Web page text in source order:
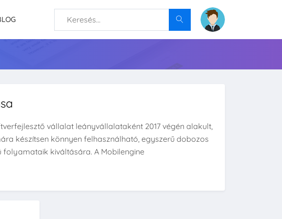
vállalat leányvállalataként 2017 végén alakult,
készítsen könnyen felhasználható, egyszerű dobozos
kiváltására. A Mobilengine